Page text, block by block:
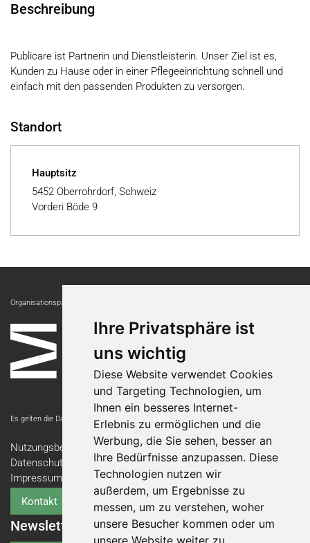
Ihre Privatsphäre ist
uns wichtig
Diese Website verwendet Cookies
und Targeting Technologien, um
Ihnen ein besseres Internet-
Erlebnis zu ermöglichen und die
Werbung, die Sie sehen, besser an
Ihre Bedürfnisse anzupassen. Diese
Technologien nutzen wir
außerdem, um Ergebnisse zu
messen, um zu verstehen, woher
unsere Besucher kommen oder um
unsere Website weiter zu
Beschreibung
Publicare ist Partnerin und Dienstleisterin. Unser Ziel ist es,
Kunden zu Hause oder in einer Pflegeeinrichtung schnell und
einfach mit den passenden Produkten zu versorgen.
Standort
Hauptsitz
5452 Oberrohrdorf, Schweiz
Vorderi Böde 9
Organisationspartnerin:
Es gelten die Datenschutzbestimmungen der Messe Luzern AG.
Nutzungsbedingungen
Datenschutzerklärung
Impressum
Kontakt
Newsletter